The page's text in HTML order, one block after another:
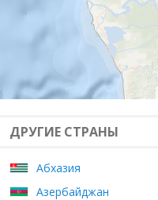
ДРУГИЕ СТРАНЫ
Абхазия
Азербайджан